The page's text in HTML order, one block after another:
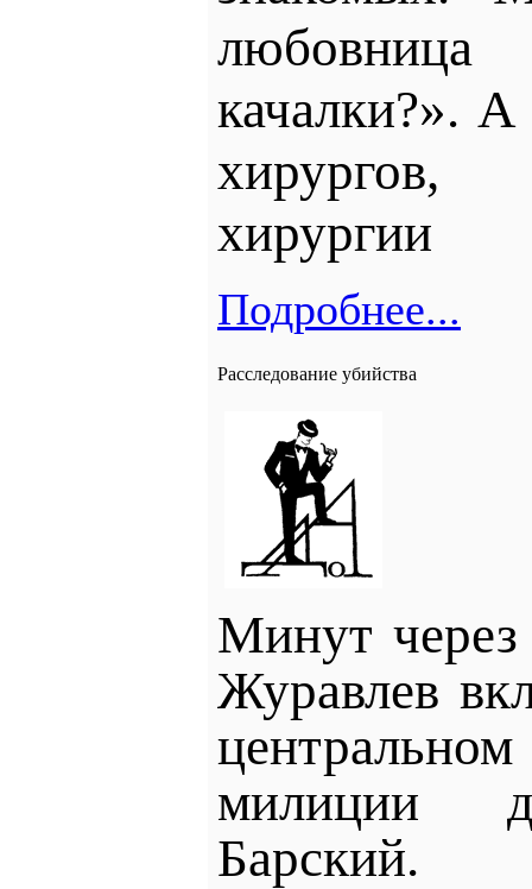
качалки?».
хирургов,
хирургии
Подробнее...
Расследование убийства
Минут через
Журавлев
милиции
Барский.